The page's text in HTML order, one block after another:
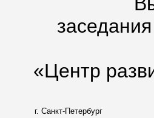
«Центр
г. Санкт-Петербург